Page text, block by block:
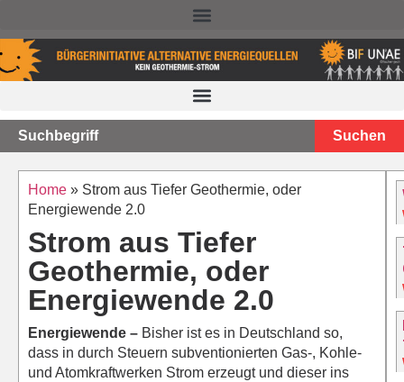
Suchen
Home » Strom aus Tiefer Geothermie, oder
Energiewende 2.0
Strom aus Tiefer
Geothermie, oder
Energiewende 2.0
Energiewende – Bisher ist es in Deutschland so,
dass in durch Steuern subventionierten Gas-, Kohle-
und Atomkraftwerken Strom erzeugt und dieser ins